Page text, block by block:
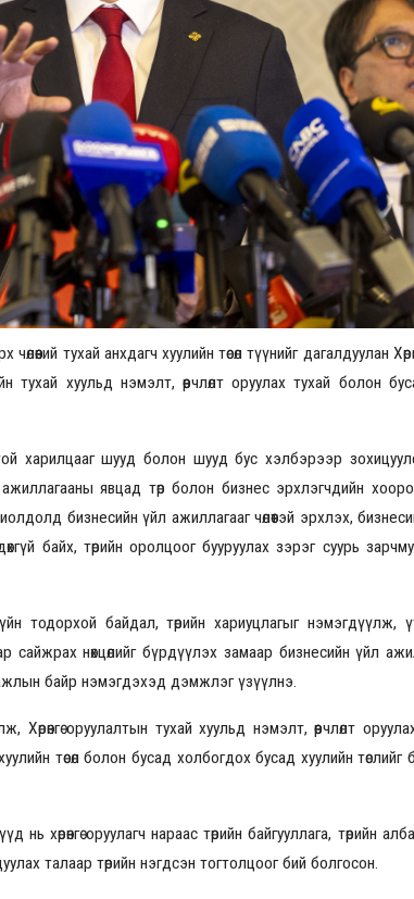
тухай анхдагч хуулийн төсөл түүнийг дагалдуулан
тухай хуульд нэмэлт, өөрчлөлт оруулах тухай болон
харилцааг шууд болон шууд бус хэлбэрээр
ажиллагааны явцад төр болон бизнес эрхлэгчдийн
бизнесийн үйл ажиллагааг чөлөөтэй эрхлэх,
байх, төрийн оролцоог бууруулах зэрэг суурь
зүйн тодорхой байдал, төрийн хариуцлагыг нэмэгдүүлж,
нөхцөлийг бүрдүүлэх замаар бизнесийн үйл
ажлын байр нэмэгдэхэд дэмжлэг үзүүлнэ.
Хөрөнгө оруулалтын тухай хуульд нэмэлт, өөрчлөлт
төсөл болон бусад холбогдох бусад хуулийн
нь хөрөнгө оруулагч нараас төрийн байгууллага, төрийн
талаар төрийн нэгдсэн тогтолцоог бий болгосон.
Үзвэрийн хувиарууд
2026.08.30 20:00